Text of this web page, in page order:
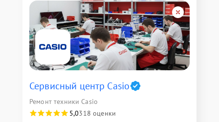
Сервисный центр Casio
Ремонт техники Casio
5,0318 оценки